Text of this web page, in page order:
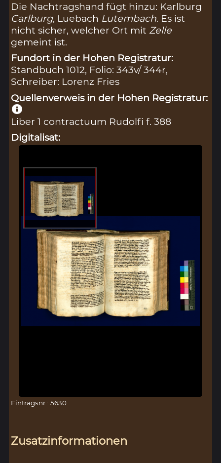
Die Nachtragshand fügt hinzu: Karlburg
Carlburg, Luebach Lutembach. Es ist
nicht sicher, welcher Ort mit Zelle
gemeint ist.
Fundort in der Hohen Registratur:
Standbuch 1012, Folio: 343v/ 344r,
Schreiber: Lorenz Fries
Quellenverweis in der Hohen Registratur:
Liber 1 contractuum Rudolfi f. 388
Digitalisat:
Eintragsnr.: 5630
Zusatzinformationen